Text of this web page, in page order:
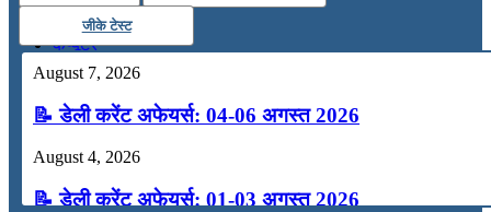
कंप्यूटर
अंग्रेजी
जीके टेस्ट
August 7, 2026
📝 डेली करेंट अफेयर्स: 04-06 अगस्त 2026
August 4, 2026
📝 डेली करेंट अफेयर्स: 01-03 अगस्त 2026